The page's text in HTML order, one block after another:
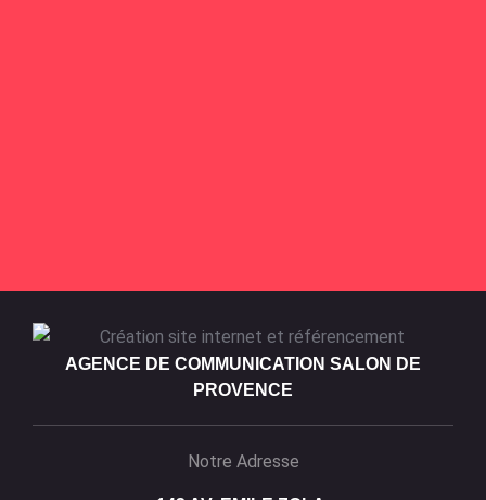
AGENCE DE COMMUNICATION SALON DE
PROVENCE
Notre Adresse